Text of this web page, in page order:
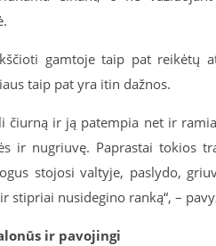
gamtoje taip pat
taip pat yra itin dažnos.
čiurną ir ją patempia net ir
ir nugriuvę. Paprastai tokios
stojosi valtyje, paslydo,
stipriai nusidegino ranką“, –
ir pavojingi